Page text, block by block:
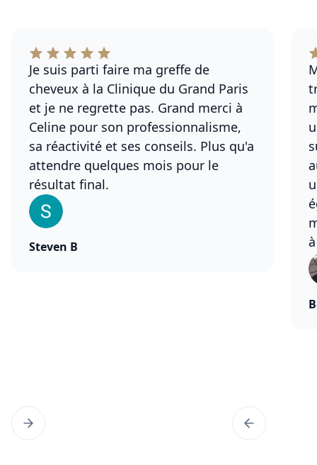
Je suis parti faire ma greffe de
cheveux à la Clinique du Grand Paris
et je ne regrette pas. Grand merci à
Celine pour son professionnalisme,
sa réactivité et ses conseils. Plus qu'a
attendre quelques mois pour le
résultat final.
Steven B